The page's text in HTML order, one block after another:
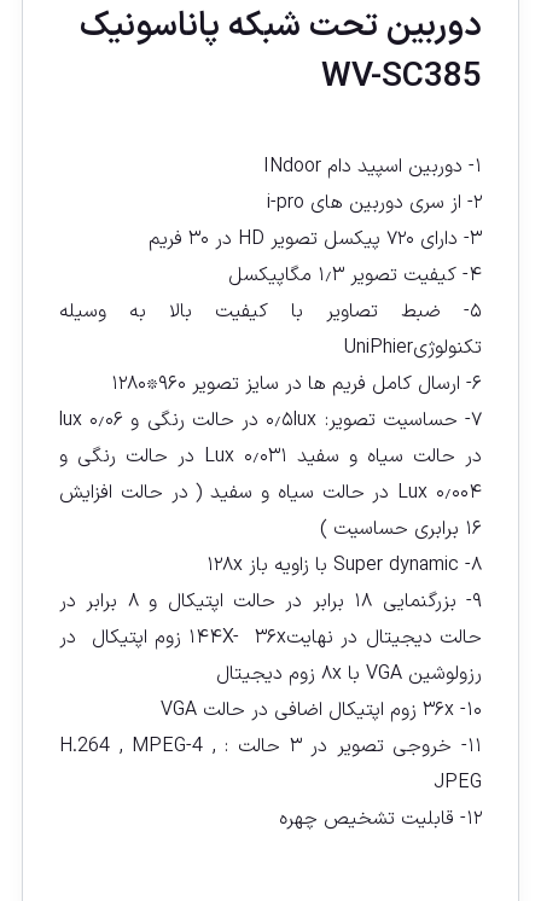
دوربين تحت شبكه پاناسونيک
WV-SC385
۱- دوربین اسپید دام INdoor
۲- از سرى دوربین هاى i-pro
۳- داراى ۷۲۰ پیکسل تصویر HD در ۳۰ فریم
۴- کیفیت تصویر ۱٫۳ مگاپیکسل
۵- ضبط تصاویر با کیفیت بالا به وسیله
تکنولوژىUniPhier
۶- ارسال کامل فریم ها در سایز تصویر ۹۶۰٭۱۲۸۰
۷- حساسیت تصویر: ۰٫۵lux در حالت رنگی و ۰٫۰۶ lux
در حالت سیاه و سفید ۰٫۰۳۱ Lux در حالت رنگى و
۰٫۰۰۴ Lux در حالت سیاه و سفید ( در حالت افزایش
۱۶ برابری حساسیت )
۸- Super dynamic با زاویه باز ۱۲۸x
۹- بزرگنمایى ۱۸ برابر در حالت اپتیکال و ۸ برابر در
حالت دیجیتال در نهایت۱۴۴X- ۳۶x زوم اپتیکال در
رزولوشین VGA با ۸x زوم دیجیتال
۱۰- ۳۶x زوم اپتیکال اضافى در حالت VGA
۱۱- خروجى تصویر در ۳ حالت : H.264 , MPEG-4 ,
JPEG
۱۲- قابلیت تشخیص چهره